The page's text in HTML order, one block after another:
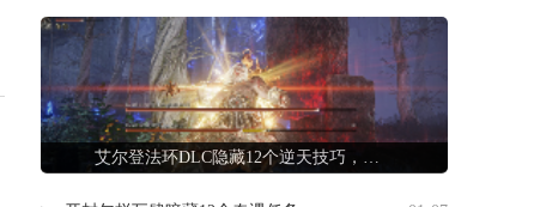
艾尔登法环DLC隐藏12个逆天技巧，第7条让联机队友惊掉下巴